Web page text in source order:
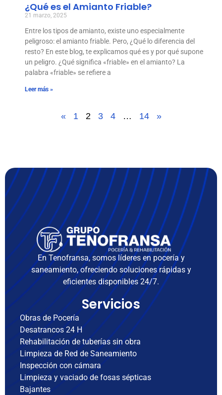
¿Qué es el Amianto Friable?
21 marzo, 2025
Entre los tipos de amianto, existe uno especialmente
peligroso: el amianto friable. Pero, ¿Qué lo diferencia del
resto? En este blog, te explicamos qué es y por qué supone
un peligro. ¿Qué significa «friable» en el amianto? La
palabra «friable» se refiere a
Leer más »
« 1 2 3 4 … 14 »
En Tenofransa, somos líderes en pocería y
saneamiento, ofreciendo soluciones rápidas y
eficientes disponibles 24/7.
Servicios
Obras de Pocería
Desatrancos 24 H
Rehabilitación de tuberías sin obra
Limpieza de Red de Saneamiento
Inspección con cámara
Limpieza y vaciado de fosas sépticas
Bajantes